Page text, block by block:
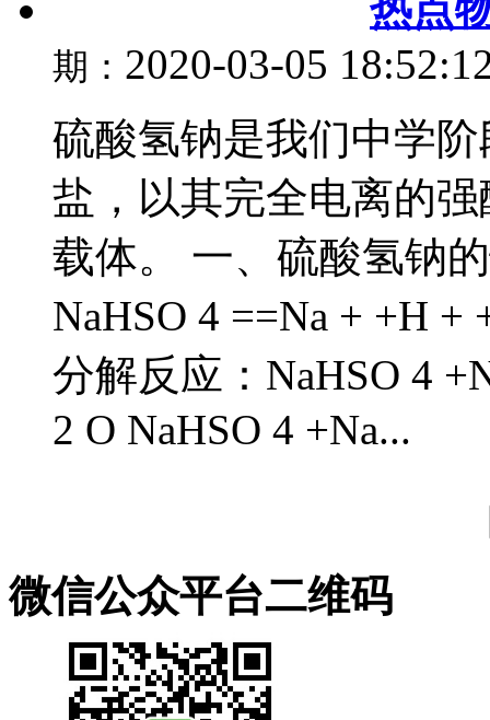
期： 2020-03-05
硫酸氢钠是我们中学
盐，以其完全电离的
载体。 一、硫酸氢钠
NaHSO 4 ==Na + +H
分解反应：NaHSO 4
2 O NaHSO 4 +Na...
微信公众平台二维码